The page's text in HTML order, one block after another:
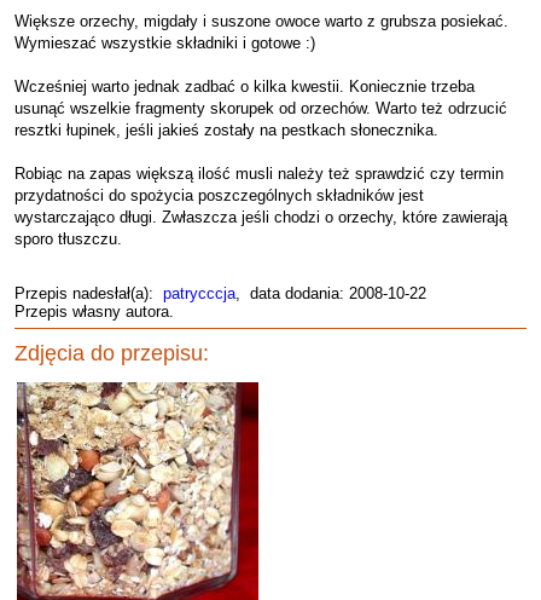
Większe orzechy, migdały i suszone owoce warto z grubsza posiekać.
Wymieszać wszystkie składniki i gotowe :)
Wcześniej warto jednak zadbać o kilka kwestii. Koniecznie trzeba
usunąć wszelkie fragmenty skorupek od orzechów. Warto też odrzucić
resztki łupinek, jeśli jakieś zostały na pestkach słonecznika.
Robiąc na zapas większą ilość musli należy też sprawdzić czy termin
przydatności do spożycia poszczególnych składników jest
wystarczająco długi. Zwłaszcza jeśli chodzi o orzechy, które zawierają
sporo tłuszczu.
Przepis nadesłał(a): patrycccja, data dodania: 2008-10-22
Przepis własny autora.
Zdjęcia do przepisu: